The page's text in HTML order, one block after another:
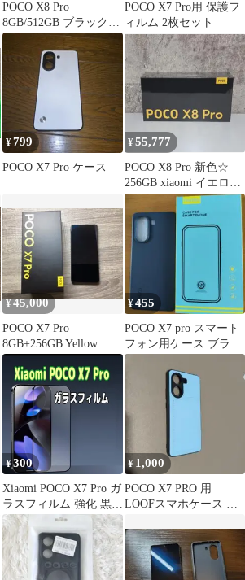
POCO X8 Pro
8GB/512GB ブラック
グローバル版 本体
POCO X7 Pro用 保護フ
ィルム 2枚セット
¥799
POCO X7 Pro ケース
¥55,777
POCO X8 Pro 新色☆
256GB xiaomi イエロー
☆ ポコ
¥45,000
POCO X7 Pro
8GB+256GB Yellow 本
体
¥455
POCO X7 pro スマート
フォン用ケース ブラッ
ク
¥300
Xiaomi POCO X7 Pro ガ
ラスフィルム 強化 黒
枠 9H
¥ 1,000
POCO X7 PRO 用
LOOFスマホケース ラ
ット付